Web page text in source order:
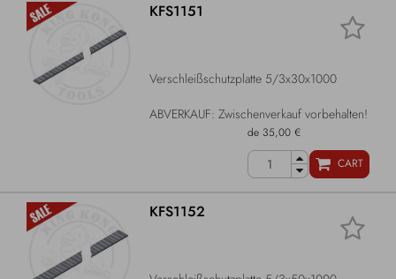
KFS1151
Verschleißschutzplatte 5/3x30x1000
ABVERKAUF: Zwischenverkauf vorbehalten!
de 35,00 €
CART
KFS1152